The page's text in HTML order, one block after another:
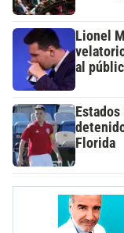
Lionel
al
Florida